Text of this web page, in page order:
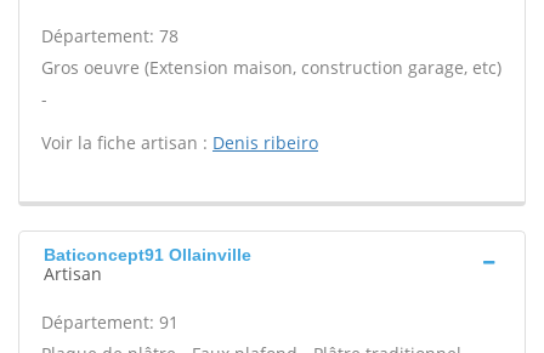
Département: 78
Gros oeuvre (Extension maison, construction garage, etc)
-
Voir la fiche artisan : Denis ribeiro
Baticoncept91 Ollainville
Artisan
Département: 91